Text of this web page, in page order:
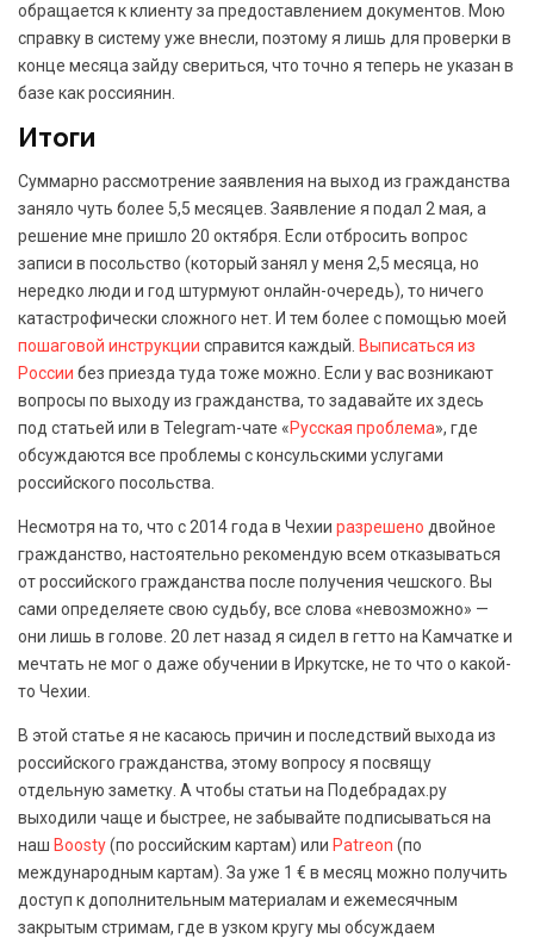
обращается к клиенту за предоставлением документов. Мою
справку в систему уже внесли, поэтому я лишь для проверки в
конце месяца зайду свериться, что точно я теперь не указан в
базе как россиянин.
Итоги
Суммарно рассмотрение заявления на выход из гражданства
заняло чуть более 5,5 месяцев. Заявление я подал 2 мая, а
решение мне пришло 20 октября. Если отбросить вопрос
записи в посольство (который занял у меня 2,5 месяца, но
нередко люди и год штурмуют онлайн-очередь), то ничего
катастрофически сложного нет. И тем более с помощью моей
пошаговой инструкции справится каждый. Выписаться из
России без приезда туда тоже можно. Если у вас возникают
вопросы по выходу из гражданства, то задавайте их здесь
под статьей или в Telegram-чате «Русская проблема», где
обсуждаются все проблемы с консульскими услугами
российского посольства.
Несмотря на то, что с 2014 года в Чехии разрешено двойное
гражданство, настоятельно рекомендую всем отказываться
от российского гражданства после получения чешского. Вы
сами определяете свою судьбу, все слова «невозможно» —
они лишь в голове. 20 лет назад я сидел в гетто на Камчатке и
мечтать не мог о даже обучении в Иркутске, не то что о какой-
то Чехии.
В этой статье я не касаюсь причин и последствий выхода из
российского гражданства, этому вопросу я посвящу
отдельную заметку. А чтобы статьи на Подебрадах.ру
выходили чаще и быстрее, не забывайте подписываться на
наш Boosty(по российским картам) или Patreon (по
международным картам). За уже 1 € в месяц можно получить
доступ к дополнительным материалам и ежемесячным
закрытым стримам, где в узком кругу мы обсуждаем